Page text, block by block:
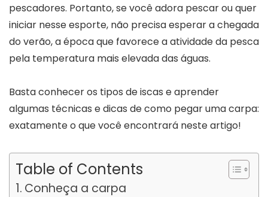
pescadores. Portanto, se você adora pescar ou quer
iniciar nesse esporte, não precisa esperar a chegada
do verão, a época que favorece a atividade da pesca
pela temperatura mais elevada das águas.
Basta conhecer os tipos de iscas e aprender
algumas técnicas e dicas de como pegar uma carpa:
exatamente o que você encontrará neste artigo!
Table of Contents
Conheça a carpa